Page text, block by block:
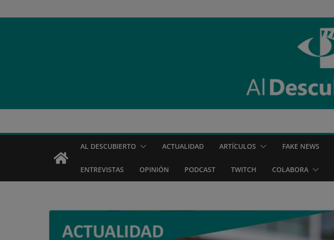
al
AL DESCUBIERTO ACTUALIDAD ARTÍCULOS FAKE NEWS
ENTREVISTAS OPINIÓN PODCAST TWITCH COLABORA